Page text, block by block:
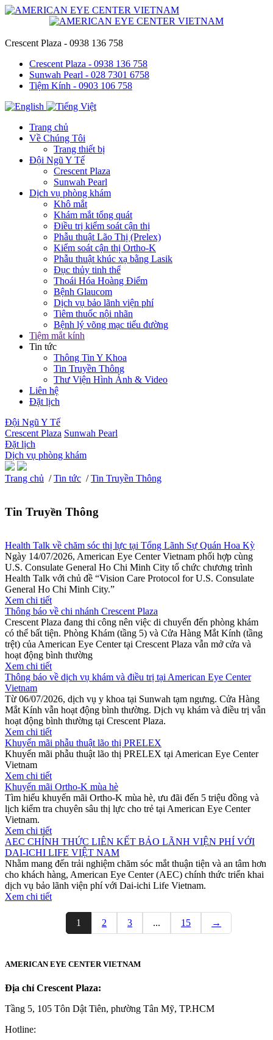
Crescent Plaza - 0938 136 758
Crescent Plaza - 0938 136 758
Sunwah Pearl - 028 7301 6758
Tiệm Kính - 0903 106 758
Trang chủ
Về Chúng Tôi
Trang thiết bị
Đội Ngũ Y Tế
Crescent Plaza
Sunwah Pearl
Dịch vụ phòng khám
Khô mắt
Khám mắt tổng quát
Điều trị kiểm soát cận thị
Phẫu thuật Lão Thị (Prelex)
Kiểm soát cận thị Ortho-K
Phẫu thuật khúc xạ bằng Lasik
Đục thủy tinh thể
Thoái Hóa Hoàng Điểm
Bệnh Glaucom
Dịch vụ bảo lãnh viện phí
Tiêm thuốc nội nhãn
Bệnh lý võng mạc tiểu đường
Tiệm mắt kính
Tin tức
Thông Tin Y Khoa
Tin Truyền Thông
Thư Viện Hình Ảnh & Video
Liên hệ
Đặt lịch
Đội Ngũ Y Tế
Crescent Plaza Sunwah Pearl
Đặt lịch
Dịch vụ phòng khám
Trang chủ /Tin tức /Tin Truyền Thông
Tin Truyền Thông
Health Talk về chăm sóc thị lực tại Tổng Lãnh Sự Quán Hoa Kỳ
Ngày 14/07/2026, American Eye Center Vietnam phối hợp cùng
U.S. Consulate General Ho Chi Minh City tổ chức chương trình
Health Talk với chủ đề “Vision Care Protocol for U.S. Consulate
General Ho Chi Minh City.”
Xem chi tiết
Thông báo về chi nhánh Crescent Plaza
Crescent Plaza đang thi công nên việc di chuyển đến phòng khám
có thể bất tiện. Phòng Khám (tầng 5) và Cửa Hàng Mắt Kính (tầng
trệt) của American Eye Center tại Crescent Plaza vẫn mở cửa và
hoạt động bình thường
Xem chi tiết
Thông báo về dịch vụ khám và điều trị tại American Eye Center
Vietnam
Từ 06/07/2026, dịch vụ y khoa tại Sunwah tạm ngưng. Cửa Hàng
Mắt Kính vẫn hoạt động bình thường. Dịch vụ khám và điều trị vẫn
hoạt động bình thường tại Crescent Plaza.
Xem chi tiết
Khuyến mãi phẫu thuật lão thị PRELEX
Khuyến mãi phẫu thuật lão thị PRELEX tại American Eye Center
Vietnam
Xem chi tiết
Khuyến mãi Ortho-K mùa hè
Tìm hiểu khuyến mãi Ortho-K mùa hè, ưu đãi đến 5 triệu đồng và
lịch kiểm tra chuyên sâu thị lực cho trẻ tại American Eye Center
Vietnam.
Xem chi tiết
AEC CHÍNH THỨC LIÊN KẾT BẢO LÃNH VIỆN PHÍ VỚI
DAI-ICHI LIFE VIỆT NAM
Nhằm mang đến trải nghiệm chăm sóc mắt thuận tiện và an tâm hơn
cho khách hàng, American Eye Center (AEC) chính thức triển khai
dịch vụ bảo lãnh viện phí với Dai-ichi Life Vietnam.
Xem chi tiết
1 2 3 ... 15 →
AMERICAN EYE CENTER VIETNAM
Địa chỉ Crescent Plaza:
Tầng 5, 105 Tôn Dật Tiên, phường Tân Mỹ, TP.HCM
Hotline: